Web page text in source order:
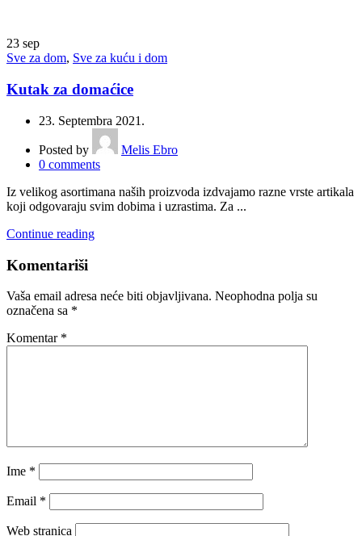
23 sep
Sve za dom, Sve za kuću i dom
Kutak za domaćice
23. Septembra 2021.
Posted by
Melis Ebro
0 comments
Iz velikog asortimana naših proizvoda izdvajamo razne vrste artikala
koji odgovaraju svim dobima i uzrastima. Za ...
Continue reading
Komentariši
Vaša email adresa neće biti objavljivana. Neophodna polja su
označena sa *
Komentar *
Ime *
Email *
Web stranica